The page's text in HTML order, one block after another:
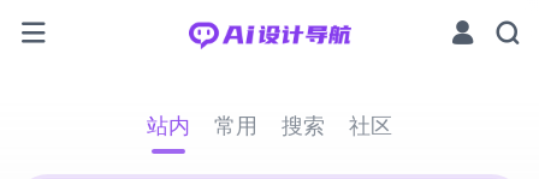
站内 常用 搜索 社区